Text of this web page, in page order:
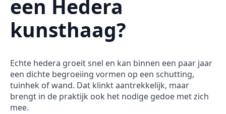
een Hedera
kunsthaag?
Echte hedera groeit snel en kan binnen een paar jaar
een dichte begroeiing vormen op een schutting,
tuinhek of wand. Dat klinkt aantrekkelijk, maar
brengt in de praktijk ook het nodige gedoe met zich
mee.